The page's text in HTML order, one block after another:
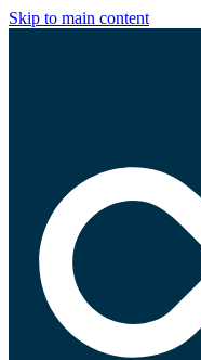
Skip to main content